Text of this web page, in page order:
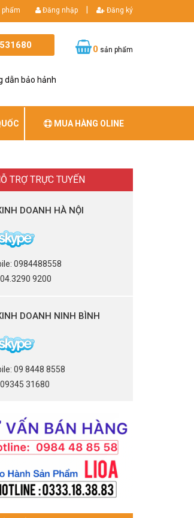
phẩm Đăng nhập Đăng ký
0sản phẩm
dẫn bảo hảnh
MUA HÀNG OLINE
TRỢ TRỰC TUYẾN
DOANH HÀ NỘI
0984488558
9200
DOANH NINH BÌNH
09 8448 8558
31680